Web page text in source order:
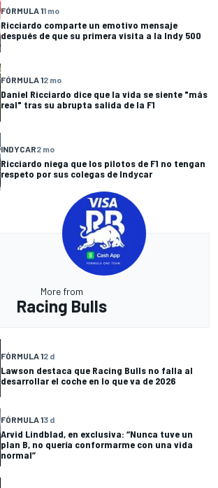
FÓRMULA 11 mo
Ricciardo comparte un emotivo mensaje
después de que su primera visita a la Indy 500
FÓRMULA 12 mo
Daniel Ricciardo dice que la vida se siente "más
real" tras su abrupta salida de la F1
INDYCAR2 mo
Ricciardo niega que los pilotos de F1 no tengan
respeto por sus colegas de Indycar
More from
Racing Bulls
FÓRMULA 12 d
Lawson destaca que Racing Bulls no falla al
desarrollar el coche en lo que va de 2026
FÓRMULA 13 d
Arvid Lindblad, en exclusiva: “Nunca tuve un
plan B, no quería conformarme con una vida
normal”